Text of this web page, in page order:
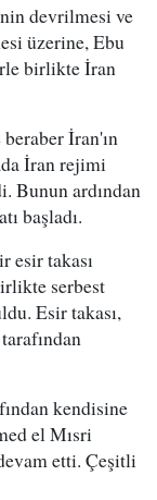
devrilmesi ve
üzerine, Ebu
birlikte İran
İran'ın
İran rejimi
Bunun ardından
başladı.
esir takası
serbest
Esir takası,
kendisine
el Mısri
etti. Çeşitli